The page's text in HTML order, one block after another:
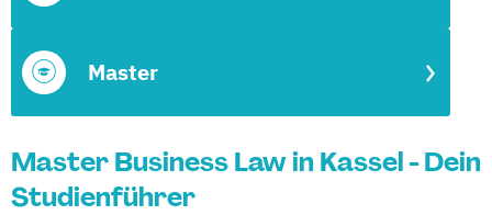
Master
Master Business Law in Kassel - Dein
Studienführer